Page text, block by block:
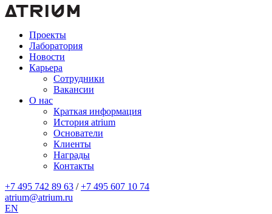
Проекты
Лаборатория
Новости
Карьера
Сотрудники
Вакансии
О нас
Краткая информация
История atrium
Основатели
Клиенты
Награды
Контакты
+7 495 742 89 63 / +7 495 607 10 74
atrium@atrium.ru
EN